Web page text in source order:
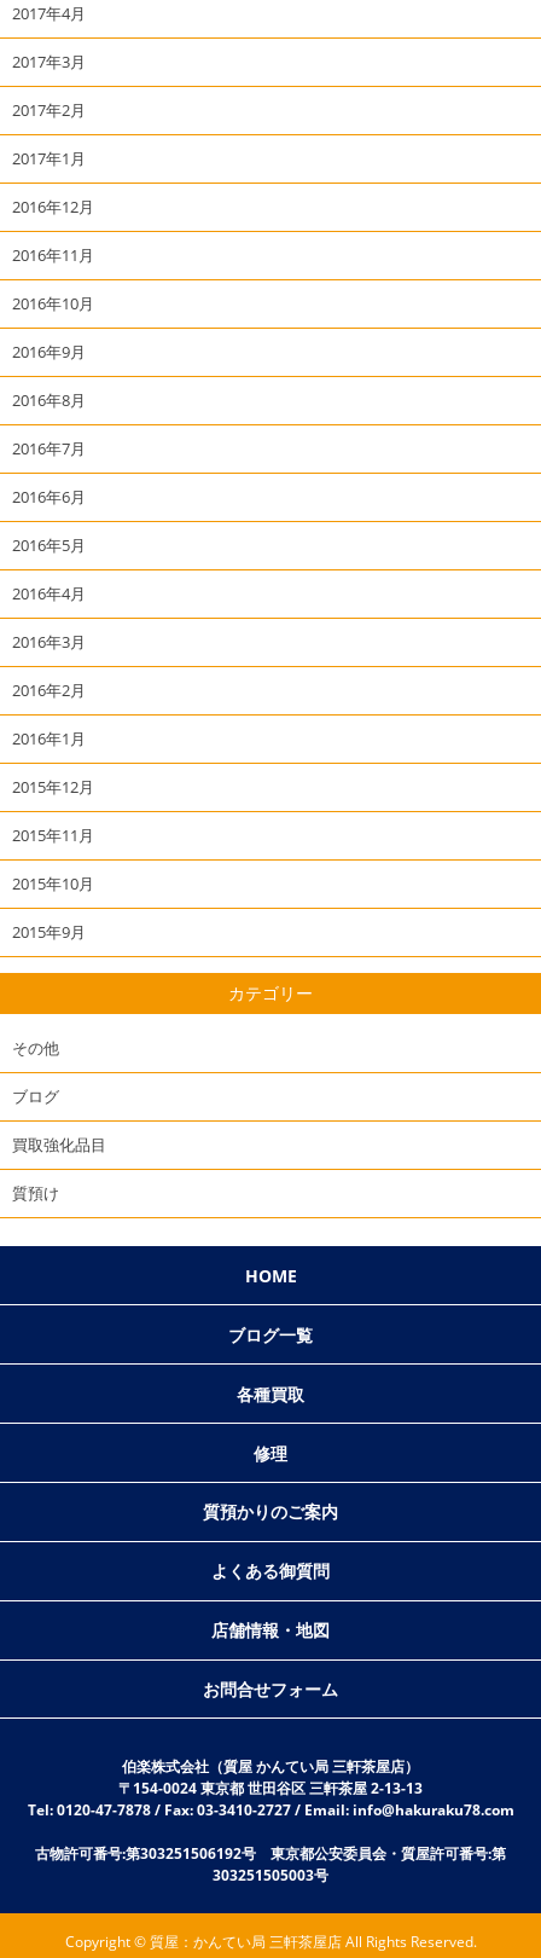
2017年4月
2017年3月
2017年2月
2017年1月
2016年12月
2016年11月
2016年10月
2016年9月
2016年8月
2016年7月
2016年6月
2016年5月
2016年4月
2016年3月
2016年2月
2016年1月
2015年12月
2015年11月
2015年10月
2015年9月
カテゴリー
その他
ブログ
買取強化品目
質預け
HOME
ブログ一覧
各種買取
修理
質預かりのご案内
よくある御質問
店舗情報・地図
お問合せフォーム
伯楽株式会社（質屋 かんてい局 三軒茶屋店）
〒154-0024 東京都 世田谷区 三軒茶屋 2-13-13
Tel: 0120-47-7878 / Fax: 03-3410-2727 / Email: info@hakuraku78.com
古物許可番号:第303251506192号 東京都公安委員会・質屋許可番号:第
303251505003号
Copyright © 質屋：かんてい局 三軒茶屋店 All Rights Reserved.